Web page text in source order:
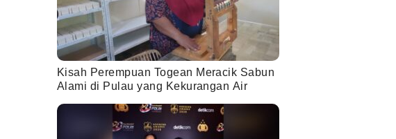
Kisah Perempuan Togean Meracik Sabun
Alami di Pulau yang Kekurangan Air